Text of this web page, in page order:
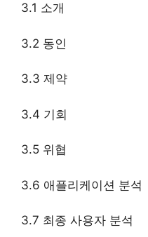
3.1 소개
3.2 동인
3.3 제약
3.4 기회
3.5 위협
3.6 애플리케이션 분석
3.7 최종 사용자 분석